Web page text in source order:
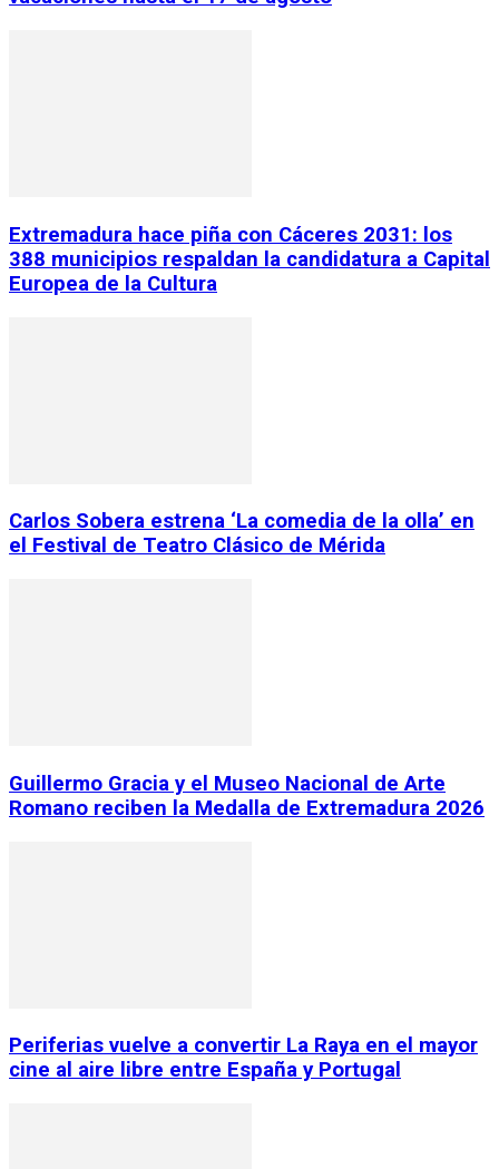
Extremadura hace piña con Cáceres 2031: los
388 municipios respaldan la candidatura a Capital
Europea de la Cultura
Carlos Sobera estrena ‘La comedia de la olla’ en
el Festival de Teatro Clásico de Mérida
Guillermo Gracia y el Museo Nacional de Arte
Romano reciben la Medalla de Extremadura 2026
Periferias vuelve a convertir La Raya en el mayor
cine al aire libre entre España y Portugal